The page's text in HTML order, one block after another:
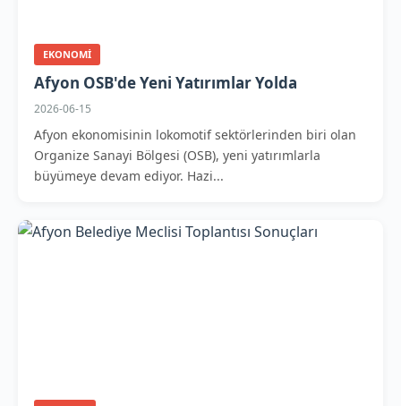
EKONOMI
Afyon OSB'de Yeni Yatırımlar Yolda
2026-06-15
Afyon ekonomisinin lokomotif sektörlerinden biri olan
Organize Sanayi Bölgesi (OSB), yeni yatırımlarla
büyümeye devam ediyor. Hazi...